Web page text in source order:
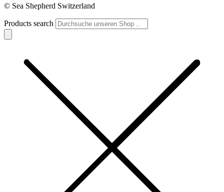
© Sea Shepherd Switzerland
Products search